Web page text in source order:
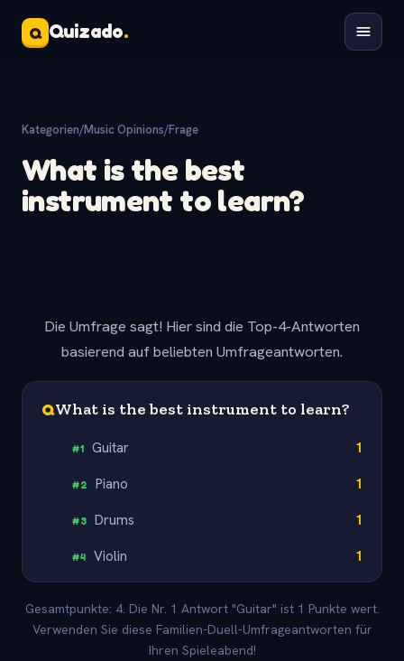
Q Quizado.
Kategorien/Music Opinions/Frage
What is the best
instrument to learn?
Die Umfrage sagt! Hier sind die Top-4-Antworten
basierend auf beliebten Umfrageantworten.
QWhat is the best instrument to learn?
#1 Guitar 1
#2 Piano 1
#3 Drums 1
#4 Violin 1
Gesamtpunkte: 4. Die Nr. 1 Antwort "Guitar" ist 1 Punkte wert.
Verwenden Sie diese Familien-Duell-Umfrageantworten für
Ihren Spieleabend!